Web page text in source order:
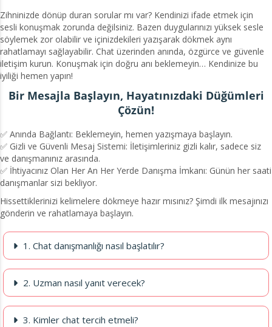
Zihninizde dönüp duran sorular mı var? Kendinizi ifade etmek için
sesli konuşmak zorunda değilsiniz. Bazen duygularınızı yüksek sesle
söylemek zor olabilir ve içinizdekileri yazışarak dökmek aynı
rahatlamayı sağlayabilir. Chat üzerinden anında, özgürce ve güvenle
iletişim kurun. Konuşmak için doğru anı beklemeyin… Kendinize bu
iyiliği hemen yapın!
Bir Mesajla Başlayın, Hayatınızdaki Düğümleri
Çözün!
✅ Anında Bağlantı: Beklemeyin, hemen yazışmaya başlayın.
✅ Gizli ve Güvenli Mesaj Sistemi: İletişimleriniz gizli kalır, sadece siz
ve danışmanınız arasında.
✅ İhtiyacınız Olan Her An Her Yerde Danışma İmkanı: Günün her saati
danışmanlar sizi bekliyor.
Hissettiklerinizi kelimelere dökmeye hazır mısınız? Şimdi ilk mesajınızı
gönderin ve rahatlamaya başlayın.
1. Chat danışmanlığı nasıl başlatılır?
2. Uzman nasıl yanıt verecek?
3. Kimler chat tercih etmeli?